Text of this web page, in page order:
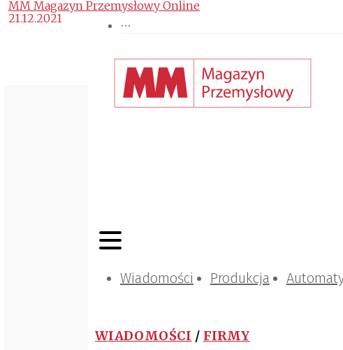
Wiadomości Produkcja
WIADOMOŚCI / FIRMY
MM Magazyn Przemysłowy Online
21.12.2021